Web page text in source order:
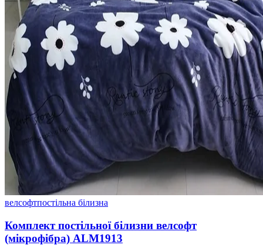
велсофтпостільна білизна
Комплект постільної білизни велсофт
(мікрофібра) ALM1913